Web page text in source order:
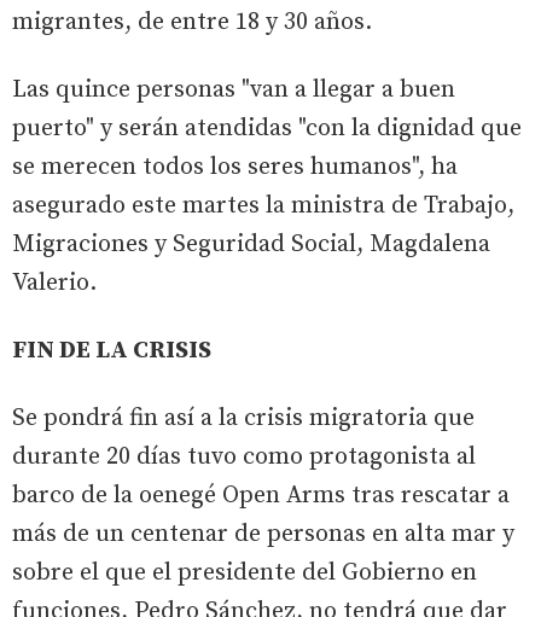
migrantes, de entre 18 y 30 años.
Las quince personas "van a llegar a buen
puerto" y serán atendidas "con la dignidad que
se merecen todos los seres humanos", ha
asegurado este martes la ministra de Trabajo,
Migraciones y Seguridad Social, Magdalena
Valerio.
FIN DE LA CRISIS
Se pondrá fin así a la crisis migratoria que
durante 20 días tuvo como protagonista al
barco de la oenegé Open Arms tras rescatar a
más de un centenar de personas en alta mar y
sobre el que el presidente del Gobierno en